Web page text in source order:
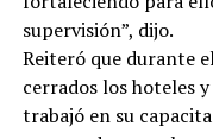
supervisión”, dijo.
Reiteró que durante
cerrados los hoteles
trabajó en su